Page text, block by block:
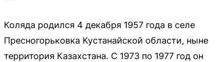
Коляда родился 4 декабря 1957 года в селе
Пресногорьковка Кустанайской области, ныне
территория Казахстана. С 1973 по 1977 год он